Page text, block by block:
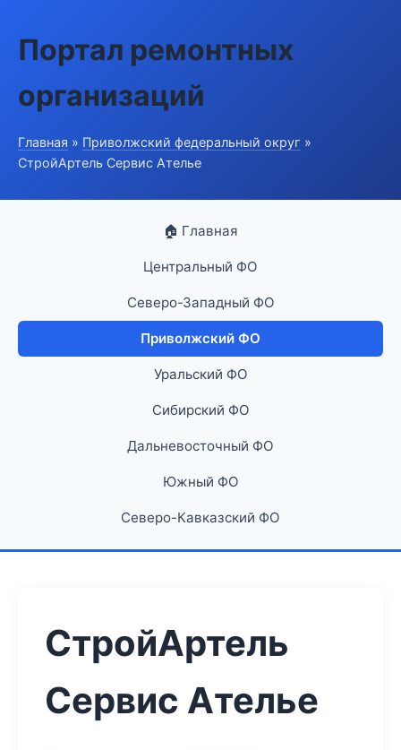
Портал ремонтных
организаций
Главная » Приволжский федеральный округ »
СтройАртель Сервис Ателье
🏠 Главная
Центральный ФО
Северо-Западный ФО
Приволжский ФО
Уральский ФО
Сибирский ФО
Дальневосточный ФО
Южный ФО
Северо-Кавказский ФО
СтройАртель
Сервис Ателье